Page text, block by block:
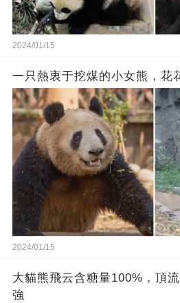
2024/01/15
一只熱衷于挖煤的小女熊，花
2024/01/15
大貓熊飛云含糖量100%，頂
強